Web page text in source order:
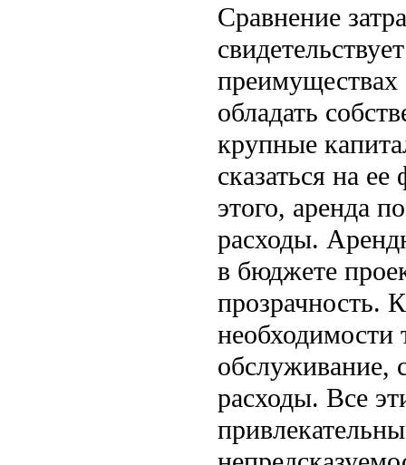
Сравнение
обладать
крупные
сказаться на
этого, аренда
расходы.
в бюджете
прозрачность.
необходимости
обслуживание,
расходы. Все